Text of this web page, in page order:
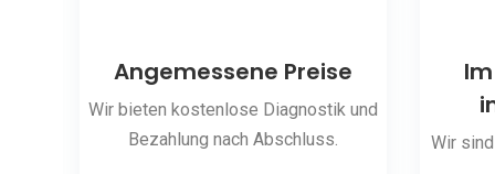
Angemessene Preise
Wir bieten kostenlose Diagnostik und
Bezahlung nach Abschluss.
Wir